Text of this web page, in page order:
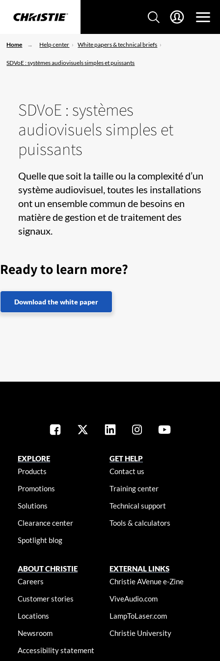
Home Help center White papers & technical briefs
SDVoE : systèmes audiovisuels simples et puissants
SDVoE : systèmes
audiovisuels simples et
puissants
​​​Quelle que soit la taille ou la complexité d’un
système audiovisuel, toutes les installations
ont un ensemble commun de besoins en
matière de gestion et de traitement des
signaux. ​
Ready to learn more?
Download the white paper
EXPLORE
Products
Promotions
Solutions
Clearance center
Spotlight blog
GET HELP
Contact us
Training center
Technical support
Tools & calculators
ABOUT CHRISTIE
Careers
Customer stories
Locations
Newsroom
Accessibility statement
EXTERNAL LINKS
Christie AVenue e-Zine
ViveAudio.com
LampToLaser.com
Christie University